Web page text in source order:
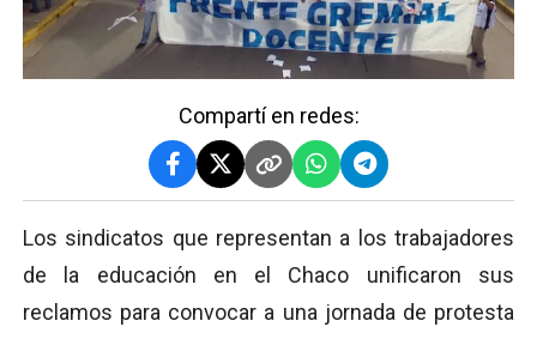
Compartí en redes:
Los sindicatos que representan a los trabajadores
de la educación en el Chaco unificaron sus
reclamos para convocar a una jornada de protesta